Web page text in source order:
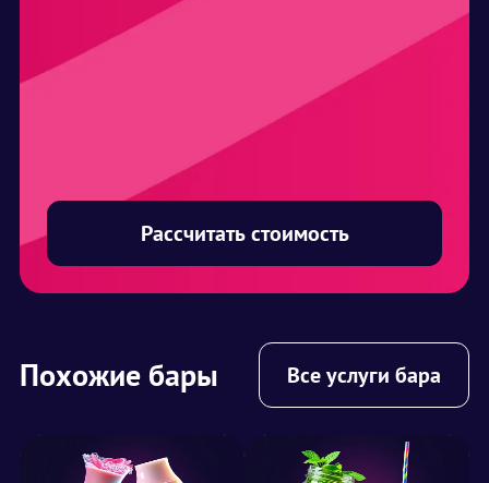
Рассчитать стоимость
Похожие бары Все услуги бара